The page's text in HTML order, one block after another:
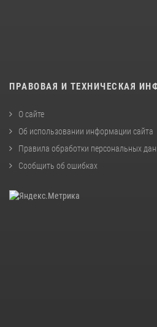
ПРАВОВАЯ И ТЕХНИЧЕСКАЯ
О сайте
Об использовании информации сайта
Правила обработки персональных
Сообщить об ошибках